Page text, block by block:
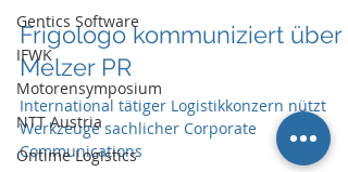
Gentics Software
IFWK
Motorensymposium
NTT Austria
Ontime Logistics
Frigologo kommuniziert über
Melzer PR
International tätiger Logistikkonzern nützt
Werkzeuge sachlicher Corporate
Communications